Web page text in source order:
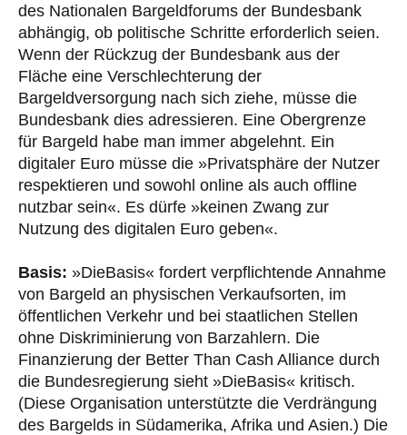
des Nationalen Bargeldforums der Bundesbank
abhängig, ob politische Schritte erforderlich seien.
Wenn der Rückzug der Bundesbank aus der
Fläche eine Verschlechterung der
Bargeldversorgung nach sich ziehe, müsse die
Bundesbank dies adressieren. Eine Obergrenze
für Bargeld habe man immer abgelehnt. Ein
digitaler Euro müsse die »Privatsphäre der Nutzer
respektieren und sowohl online als auch offline
nutzbar sein«. Es dürfe »keinen Zwang zur
Nutzung des digitalen Euro geben«.
Basis: »DieBasis« fordert verpflichtende Annahme
von Bargeld an physischen Verkaufsorten, im
öffentlichen Verkehr und bei staatlichen Stellen
ohne Diskriminierung von Barzahlern. Die
Finanzierung der Better Than Cash Alliance durch
die Bundesregierung sieht »DieBasis« kritisch.
(Diese Organisation unterstützte die Verdrängung
des Bargelds in Südamerika, Afrika und Asien.) Die